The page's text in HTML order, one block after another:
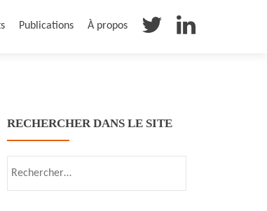
Publications À propos
RECHERCHER DANS LE SITE